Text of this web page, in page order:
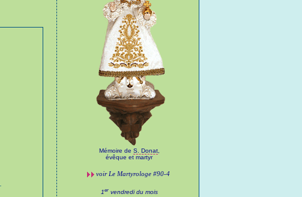
Mémoire de S. Donat,
évêque et martyr
voir Le Martyrologe#90-4
1ervendredi du mois